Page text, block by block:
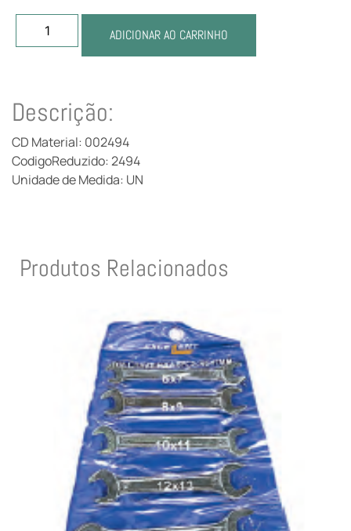
ADICIONAR AO CARRINHO
Descrição:
CD Material: 002494
CodigoReduzido: 2494
Unidade de Medida: UN
Produtos Relacionados